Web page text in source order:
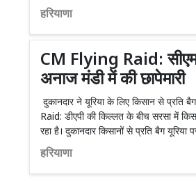
हरियाणा
CM Flying Raid:
अनाज मंडी में की छापेमारी
दुकानदार ने यूरिया के लिए किसान से
Raid: डीएपी की किल्लत के बीच सरसा में
रहा है। दुकानदार किसानों से प्रति बैग
हरियाणा